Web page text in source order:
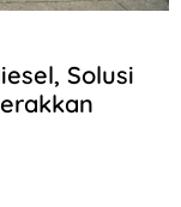
Solusi